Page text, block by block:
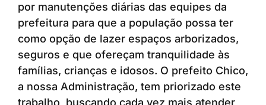
por manutenções diárias das equipes da
prefeitura para que a população possa ter
como opção de lazer espaços arborizados,
seguros e que ofereçam tranquilidade às
famílias, crianças e idosos. O prefeito Chico,
a nossa Administração, tem priorizado este
trabalho, buscando cada vez mais atender